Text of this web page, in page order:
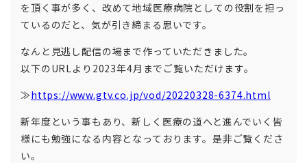
を頂く事が多く、改めて地域医療病院としての役割を担っ
ているのだと、気が引き締まる思いです。
なんと見逃し配信の場まで作っていただきました。
以下のURLより2023年4月までご覧いただけます。
≫https://www.gtv.co.jp/vod/20220328-6374.html
新年度という事もあり、新しく医療の道へと進んでいく皆
様にも勉強になる内容となっております。是非ご覧くださ
い。